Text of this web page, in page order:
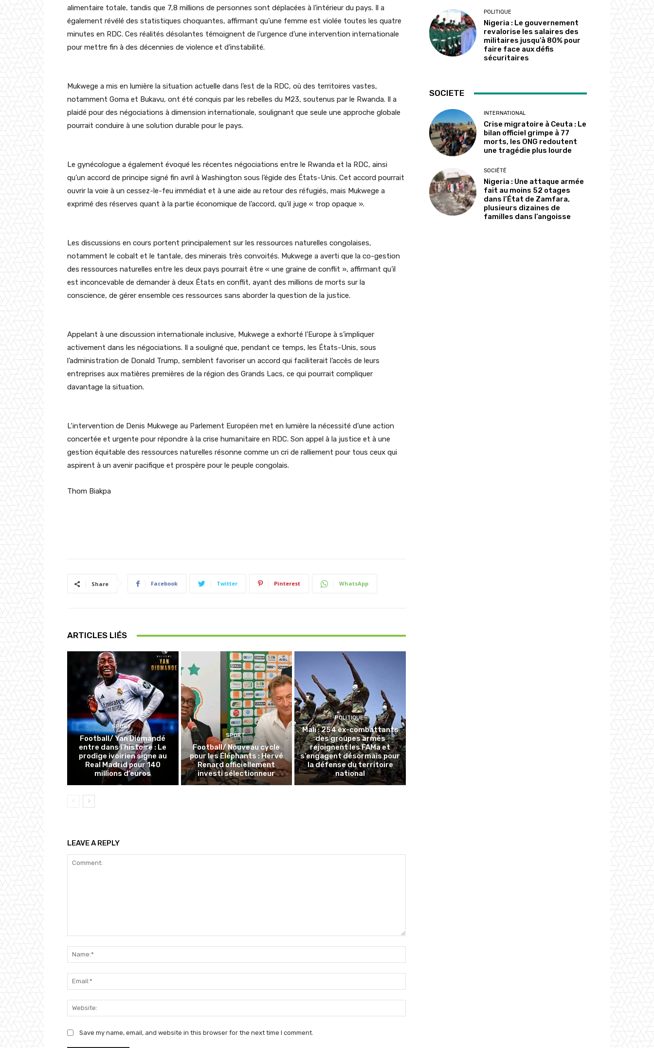
alimentaire totale, tandis que 7,8 millions de personnes sont déplacées à l’intérieur du pays. Il a
également révélé des statistiques choquantes, affirmant qu’une femme est violée toutes les quatre
minutes en RDC. Ces réalités désolantes témoignent de l’urgence d’une intervention internationale
pour mettre fin à des décennies de violence et d’instabilité.
Mukwege a mis en lumière la situation actuelle dans l’est de la RDC, où des territoires vastes,
notamment Goma et Bukavu, ont été conquis par les rebelles du M23, soutenus par le Rwanda. Il a
plaidé pour des négociations à dimension internationale, soulignant que seule une approche globale
pourrait conduire à une solution durable pour le pays.
Le gynécologue a également évoqué les récentes négociations entre le Rwanda et la RDC, ainsi
qu’un accord de principe signé fin avril à Washington sous l’égide des États-Unis. Cet accord pourrait
ouvrir la voie à un cessez-le-feu immédiat et à une aide au retour des réfugiés, mais Mukwege a
exprimé des réserves quant à la partie économique de l’accord, qu’il juge « trop opaque ».
Les discussions en cours portent principalement sur les ressources naturelles congolaises,
notamment le cobalt et le tantale, des minerais très convoités. Mukwege a averti que la co-gestion
des ressources naturelles entre les deux pays pourrait être « une graine de conflit », affirmant qu’il
est inconcevable de demander à deux États en conflit, ayant des millions de morts sur la
conscience, de gérer ensemble ces ressources sans aborder la question de la justice.
Appelant à une discussion internationale inclusive, Mukwege a exhorté l’Europe à s’impliquer
activement dans les négociations. Il a souligné que, pendant ce temps, les États-Unis, sous
l’administration de Donald Trump, semblent favoriser un accord qui faciliterait l’accès de leurs
entreprises aux matières premières de la région des Grands Lacs, ce qui pourrait compliquer
davantage la situation.
L‘intervention de Denis Mukwege au Parlement Européen met en lumière la nécessité d’une action
concertée et urgente pour répondre à la crise humanitaire en RDC. Son appel à la justice et à une
gestion équitable des ressources naturelles résonne comme un cri de ralliement pour tous ceux qui
aspirent à un avenir pacifique et prospère pour le peuple congolais.
Thom Biakpa
Share Facebook Twitter Pinterest WhatsApp
ARTICLES LIÉS
SPORT
Football/ Yan Diomandé
entre dans l’histoire : Le
prodige ivoirien signe au
Real Madrid pour 140
millions d’euros
SPORT
Football/ Nouveau cycle
pour les Éléphants : Hervé
Renard officiellement
investi sélectionneur
POLITIQUE
Mali : 254 ex-combattants
des groupes armés
rejoignent les FAMa et
s’engagent désormais pour
la défense du territoire
national
LEAVE A REPLY
Save my name, email, and website in this browser for the next time I comment.
POLITIQUE
Nigeria : Le gouvernement
revalorise les salaires des
militaires jusqu’à 80% pour
faire face aux défis
sécuritaires
SOCIETE
INTERNATIONAL
Crise migratoire à Ceuta : Le
bilan officiel grimpe à 77
morts, les ONG redoutent
une tragédie plus lourde
SOCIÉTÉ
Nigeria : Une attaque armée
fait au moins 52 otages
dans l’État de Zamfara,
plusieurs dizaines de
familles dans l’angoisse